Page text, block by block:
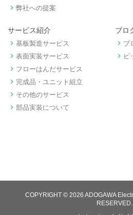
keyboard_arrow_right 弊社への提案
サービス紹介
keyboard_arrow_right 基板製造サービス
keyboard_arrow_right 表面実装サービス
keyboard_arrow_right フローはんだサービス
keyboard_arrow_right 完成品・ユニット組立
keyboard_arrow_right その他のサービス
keyboard_arrow_right 部品実装について
ブロ
keyboard_arrow_right ブ
keyboard_arrow_right ピ
COPYRIGHT © 2026 ADOGAWA